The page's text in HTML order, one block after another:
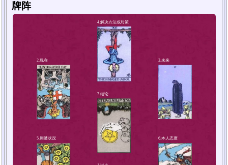
牌阵